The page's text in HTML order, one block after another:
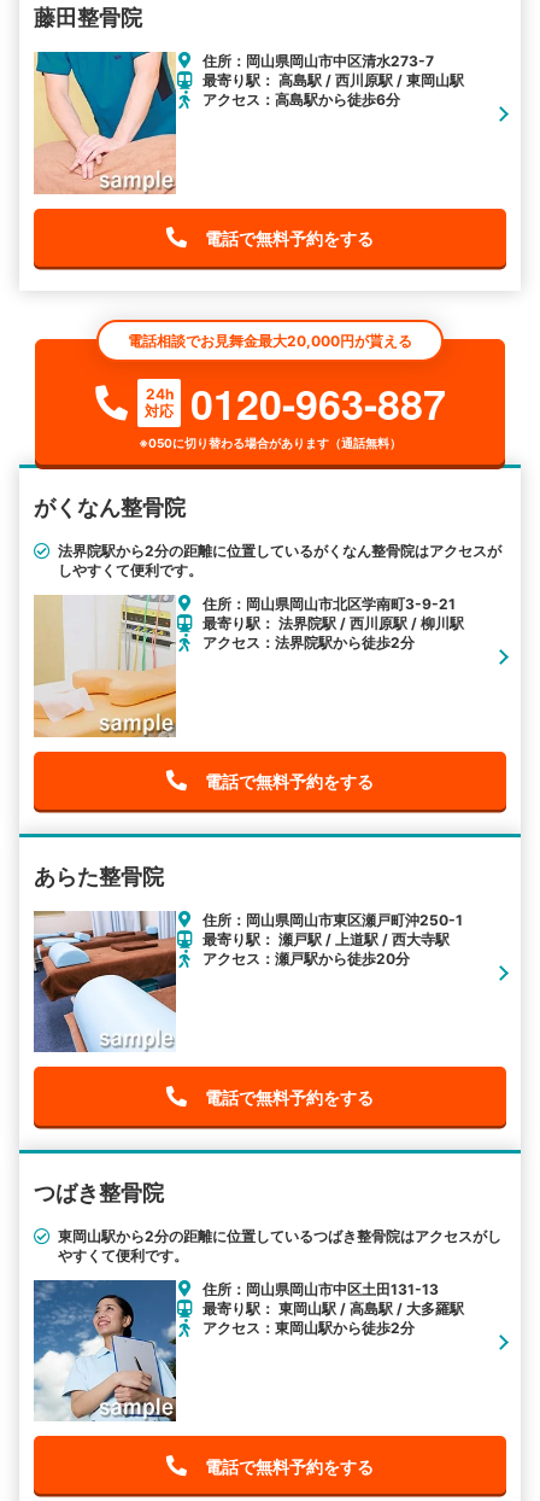
藤田整骨院
住所：岡山県岡山市中区清水273-7
最寄り駅： 高島駅 / 西川原駅 / 東岡山駅
アクセス：高島駅から徒歩6分
電話で無料予約をする
電話相談でお見舞金最大20,000円が貰える
24h
対応
0120-963-887
※050に切り替わる場合があります（通話無料）
がくなん整骨院
法界院駅から2分の距離に位置しているがくなん整骨院はアクセスが
しやすくて便利です。
住所：岡山県岡山市北区学南町3-9-21
最寄り駅： 法界院駅 / 西川原駅 / 柳川駅
アクセス：法界院駅から徒歩2分
電話で無料予約をする
あらた整骨院
住所：岡山県岡山市東区瀬戸町沖250-1
最寄り駅： 瀬戸駅 / 上道駅 / 西大寺駅
アクセス：瀬戸駅から徒歩20分
電話で無料予約をする
つばき整骨院
東岡山駅から2分の距離に位置しているつばき整骨院はアクセスがし
やすくて便利です。
住所：岡山県岡山市中区土田131-13
最寄り駅： 東岡山駅 / 高島駅 / 大多羅駅
アクセス：東岡山駅から徒歩2分
電話で無料予約をする